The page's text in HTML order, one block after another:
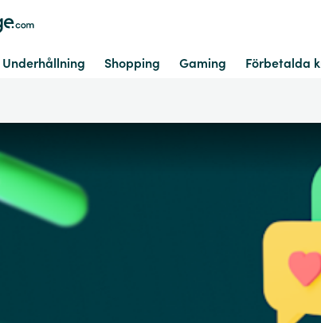
Underhållning Shopping Gaming Förbetalda